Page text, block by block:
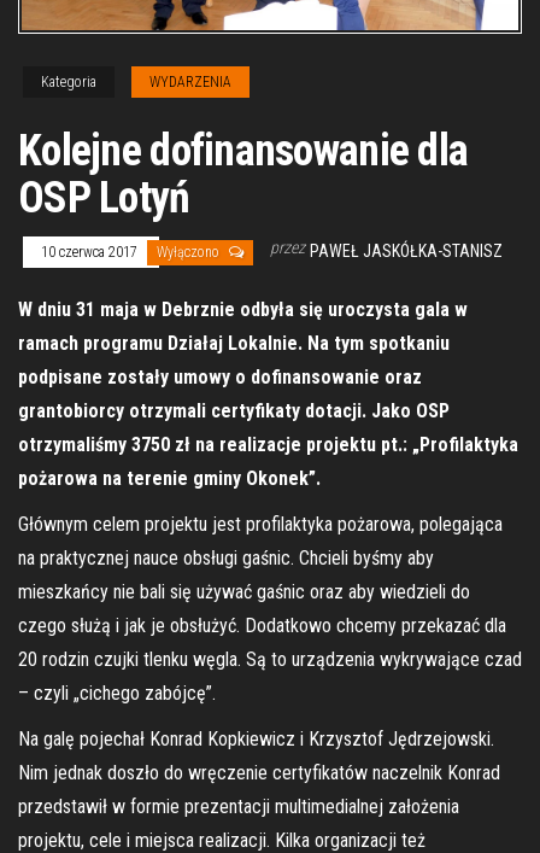
Kategoria WYDARZENIA
Kolejne dofinansowanie dla
OSP Lotyń
10 czerwca 2017 Wyłączono przez PAWEŁ JASKÓŁKA-STANISZ
W dniu 31 maja w Debrznie odbyła się uroczysta gala w
ramach programu Działaj Lokalnie. Na tym spotkaniu
podpisane zostały umowy o dofinansowanie oraz
grantobiorcy otrzymali certyfikaty dotacji. Jako OSP
otrzymaliśmy 3750 zł na realizacje projektu pt.: „Profilaktyka
pożarowa na terenie gminy Okonek”.
Głównym celem projektu jest profilaktyka pożarowa, polegająca
na praktycznej nauce obsługi gaśnic. Chcieli byśmy aby
mieszkańcy nie bali się używać gaśnic oraz aby wiedzieli do
czego służą i jak je obsłużyć. Dodatkowo chcemy przekazać dla
20 rodzin czujki tlenku węgla. Są to urządzenia wykrywające czad
– czyli „cichego zabójcę”.
Na galę pojechał Konrad Kopkiewicz i Krzysztof Jędrzejowski.
Nim jednak doszło do wręczenie certyfikatów naczelnik Konrad
przedstawił w formie prezentacji multimedialnej założenia
projektu, cele i miejsca realizacji. Kilka organizacji też